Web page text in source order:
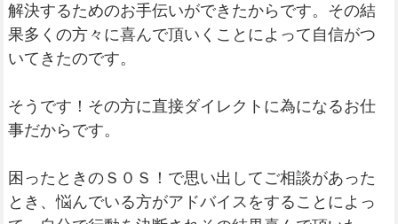
解決するためのお手伝いができたからです。その結
果多くの方々に喜んで頂いくことによって自信がつ
いてきたのです。
そうです！その方に直接ダイレクトに為になるお仕
事だからです。
困ったときのＳ０Ｓ！で思い出してご相談があった
とき、悩んでいる方がアドバイスをすることによっ